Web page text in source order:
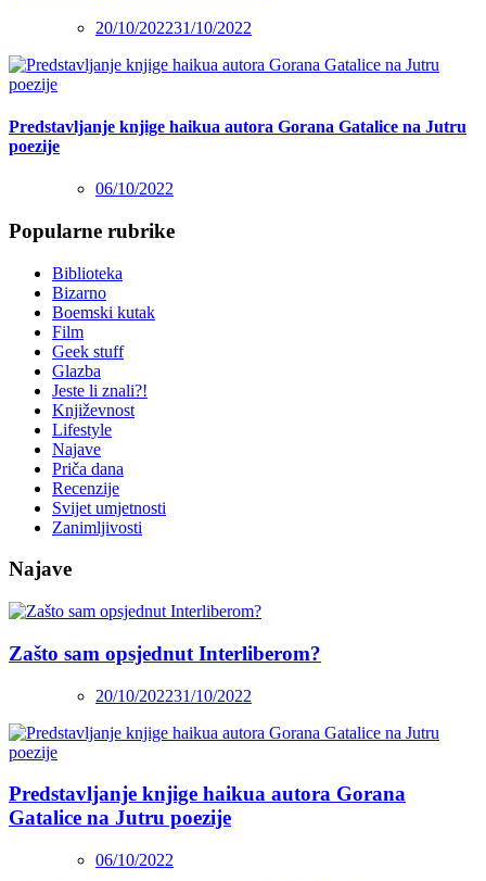
20/10/202231/10/2022
Predstavljanje knjige haikua autora Gorana Gatalice na Jutru
poezije
06/10/2022
Popularne rubrike
Biblioteka
Bizarno
Boemski kutak
Film
Geek stuff
Glazba
Jeste li znali?!
Književnost
Lifestyle
Najave
Priča dana
Recenzije
Svijet umjetnosti
Zanimljivosti
Najave
Zašto sam opsjednut Interliberom?
20/10/202231/10/2022
Predstavljanje knjige haikua autora Gorana
Gatalice na Jutru poezije
06/10/2022